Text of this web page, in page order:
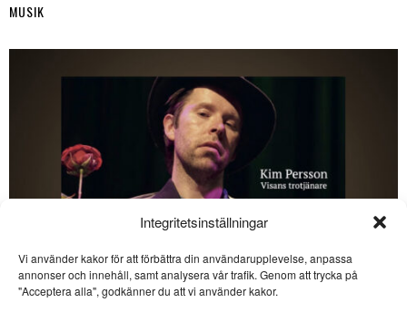
Integritetsinställningar
Vi använder kakor för att förbättra din användarupplevelse, anpassa
annonser och innehåll, samt analysera vår trafik. Genom att trycka på
"Acceptera alla", godkänner du att vi använder kakor.
MUSIK
SE ÄVEN